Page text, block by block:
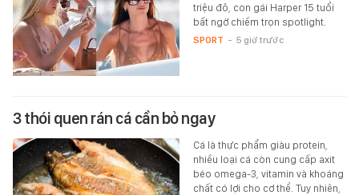
triệu đô, con gái Harper 15 tuổi
bất ngờ chiếm trọn spotlight.
SPORT - 5 giờ trước
3 thói quen rán cá cần bỏ ngay
Cá là thực phẩm giàu protein,
nhiều loại cá còn cung cấp axit
béo omega-3, vitamin và khoáng
chất có lợi cho cơ thể. Tuy nhiên,